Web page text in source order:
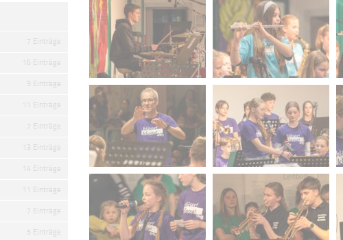
7 Einträge
16 Einträge
9 Einträge
11 Einträge
7 Einträge
13 Einträge
14 Einträge
11 Einträge
7 Einträge
5 Einträge